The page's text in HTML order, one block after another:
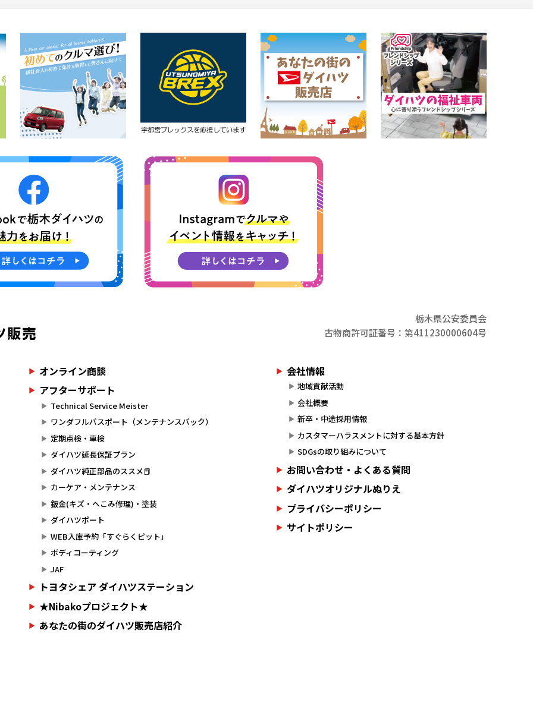
栃木県公安委員会
古物商許可証番号：第411230000604号
オンライン商談
アフターサポート
Technical Service Meister
ワンダフルパスポート（メンテナンスパック）
定期点検・車検
ダイハツ延長保証プラン
ダイハツ純正部品のススメ📕
カーケア・メンテナンス
鈑金(キズ・へこみ修理)・塗装
ダイハツポート
WEB入庫予約「すぐらくピット」
ボディコーティング
JAF
トヨタシェア ダイハツステーション
★Nibakoプロジェクト★
あなたの街のダイハツ販売店紹介
会社情報
地域貢献活動
会社概要
新卒・中途採用情報
カスタマーハラスメントに対する基本方針
SDGsの取り組みについて
お問い合わせ・よくある質問
ダイハツオリジナルぬりえ
プライバシーポリシー
サイトポリシー